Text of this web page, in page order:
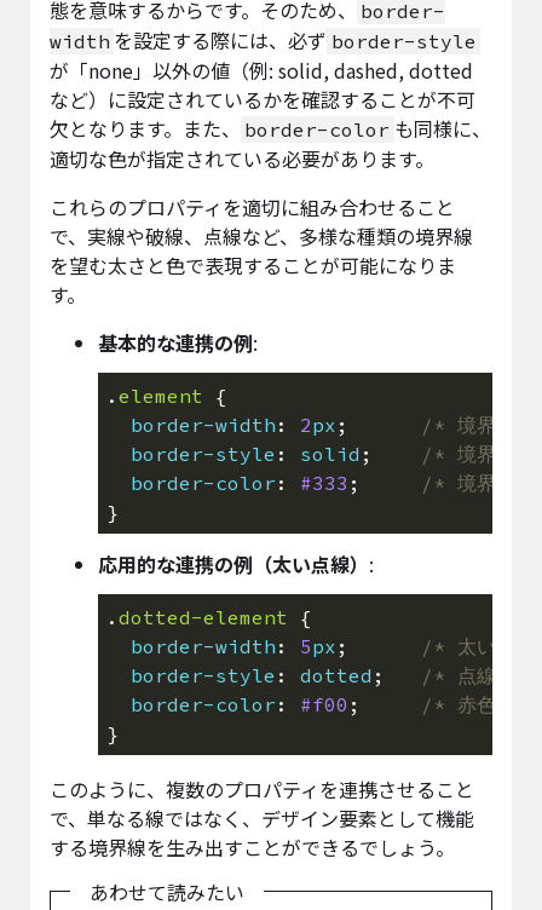
態を意味するからです。そのため、
border-
width を設定する際には、必ず border-style
が「none」以外の値（例: solid, dashed, dotted
など）に設定されているかを確認することが不可
欠となります。また、
border-color も同様に、
適切な色が指定されている必要があります。
これらのプロパティを適切に組み合わせること
で、実線や破線、点線など、多様な種類の境界線
を望む太さと色で表現することが可能になりま
す。
基本的な連携の例:
. element
border-width : 2px ;
/* 境界線
border-style : solid ;
/* 境界線の
border-color : #333 ;
/* 境界線
応用的な連携の例（太い点線） :
. dotted-element
border-width : 5px ;
/* 太い境
border-style : dotted ;
/* 点線 */
border-color : #f00 ;
/* 赤色 */
このように、複数のプロパティを連携させること
で、単なる線ではなく、デザイン要素として機能
する境界線を生み出すことができるでしょう。
あわせて読みたい